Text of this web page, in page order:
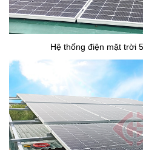
Hệ thống điện mặt trời